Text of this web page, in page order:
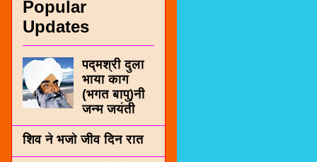
Popular
Updates
पद्मश्री दुला
भाया काग
(भगत बापु)नी
जन्म जयंती
शिव ने भजो जीव दिन रात